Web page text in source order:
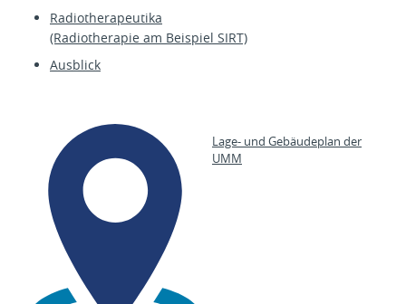
Radiotherapeutika
(Radiotherapie am Beispiel SIRT)
Ausblick
Lage- und Gebäudeplan der
UMM